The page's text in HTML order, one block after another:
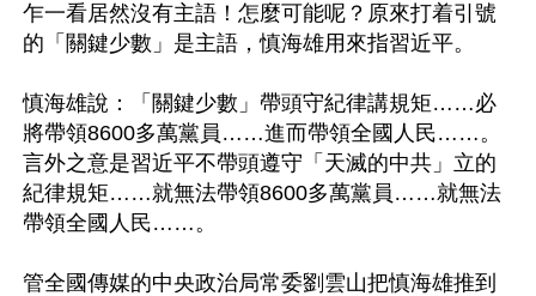
乍一看居然沒有主語！怎麼可能呢？原來打着引號
的「關鍵少數」是主語，慎海雄用來指習近平。
慎海雄說：「關鍵少數」帶頭守紀律講規矩……必
將帶領8600多萬黨員……進而帶領全國人民……。
言外之意是習近平不帶頭遵守「天滅的中共」立的
紀律規矩……就無法帶領8600多萬黨員……就無法
帶領全國人民……。
管全國傳媒的中央政治局常委劉雲山把慎海雄推到